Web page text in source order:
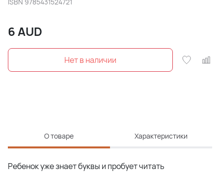
6AUD
О товаре Характеристики
Ребенок уже знает буквы и пробует читать